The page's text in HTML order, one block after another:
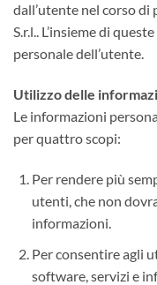
dall’utente nel corso
S.r.l.. L’insieme di
personale dell’utente.
Utilizzo delle
Le informazioni
per quattro scopi:
Per rendere più
utenti, che non
informazioni.
Per consentire agli
software, servizi e